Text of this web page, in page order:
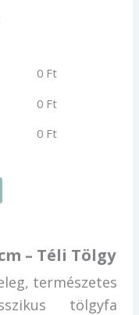
0 Ft
0 Ft
0 Ft
– Téli Tölgy
természetes
tölgyfa